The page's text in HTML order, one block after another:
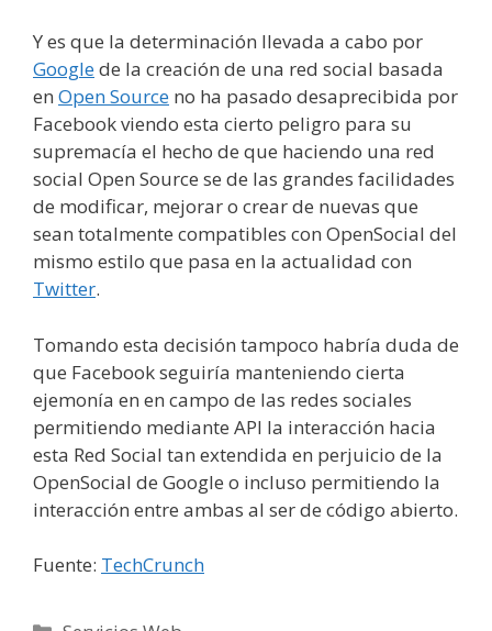
Y es que la determinación llevada a cabo por
Googlede la creación de una red social basada
en Open Source no ha pasado desaprecibida por
Facebook viendo esta cierto peligro para su
supremacía el hecho de que haciendo una red
social Open Source se de las grandes facilidades
de modificar, mejorar o crear de nuevas que
sean totalmente compatibles con OpenSocial del
mismo estilo que pasa en la actualidad con
Twitter.
Tomando esta decisión tampoco habría duda de
que Facebook seguiría manteniendo cierta
ejemonía en en campo de las redes sociales
permitiendo mediante API la interacción hacia
esta Red Social tan extendida en perjuicio de la
OpenSocial de Google o incluso permitiendo la
interacción entre ambas al ser de código abierto.
Fuente: TechCrunch